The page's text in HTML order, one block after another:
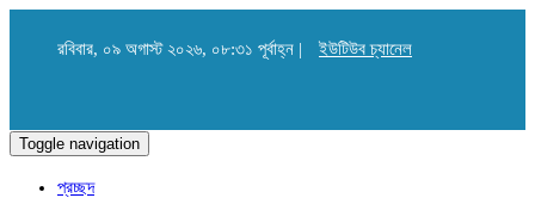
রবিবার, ০৯ অগাস্ট ২০২৬, ০৮:৩১ পূর্বাহ্ন | ইউটিউব চ্যানেল
Toggle navigation
প্রচ্ছদ